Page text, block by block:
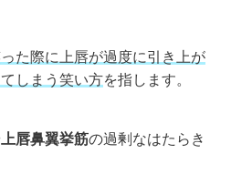
た際に上唇が過度に引き上が
しまう笑い方を指します。
上唇鼻翼挙筋の過剰なはたらき